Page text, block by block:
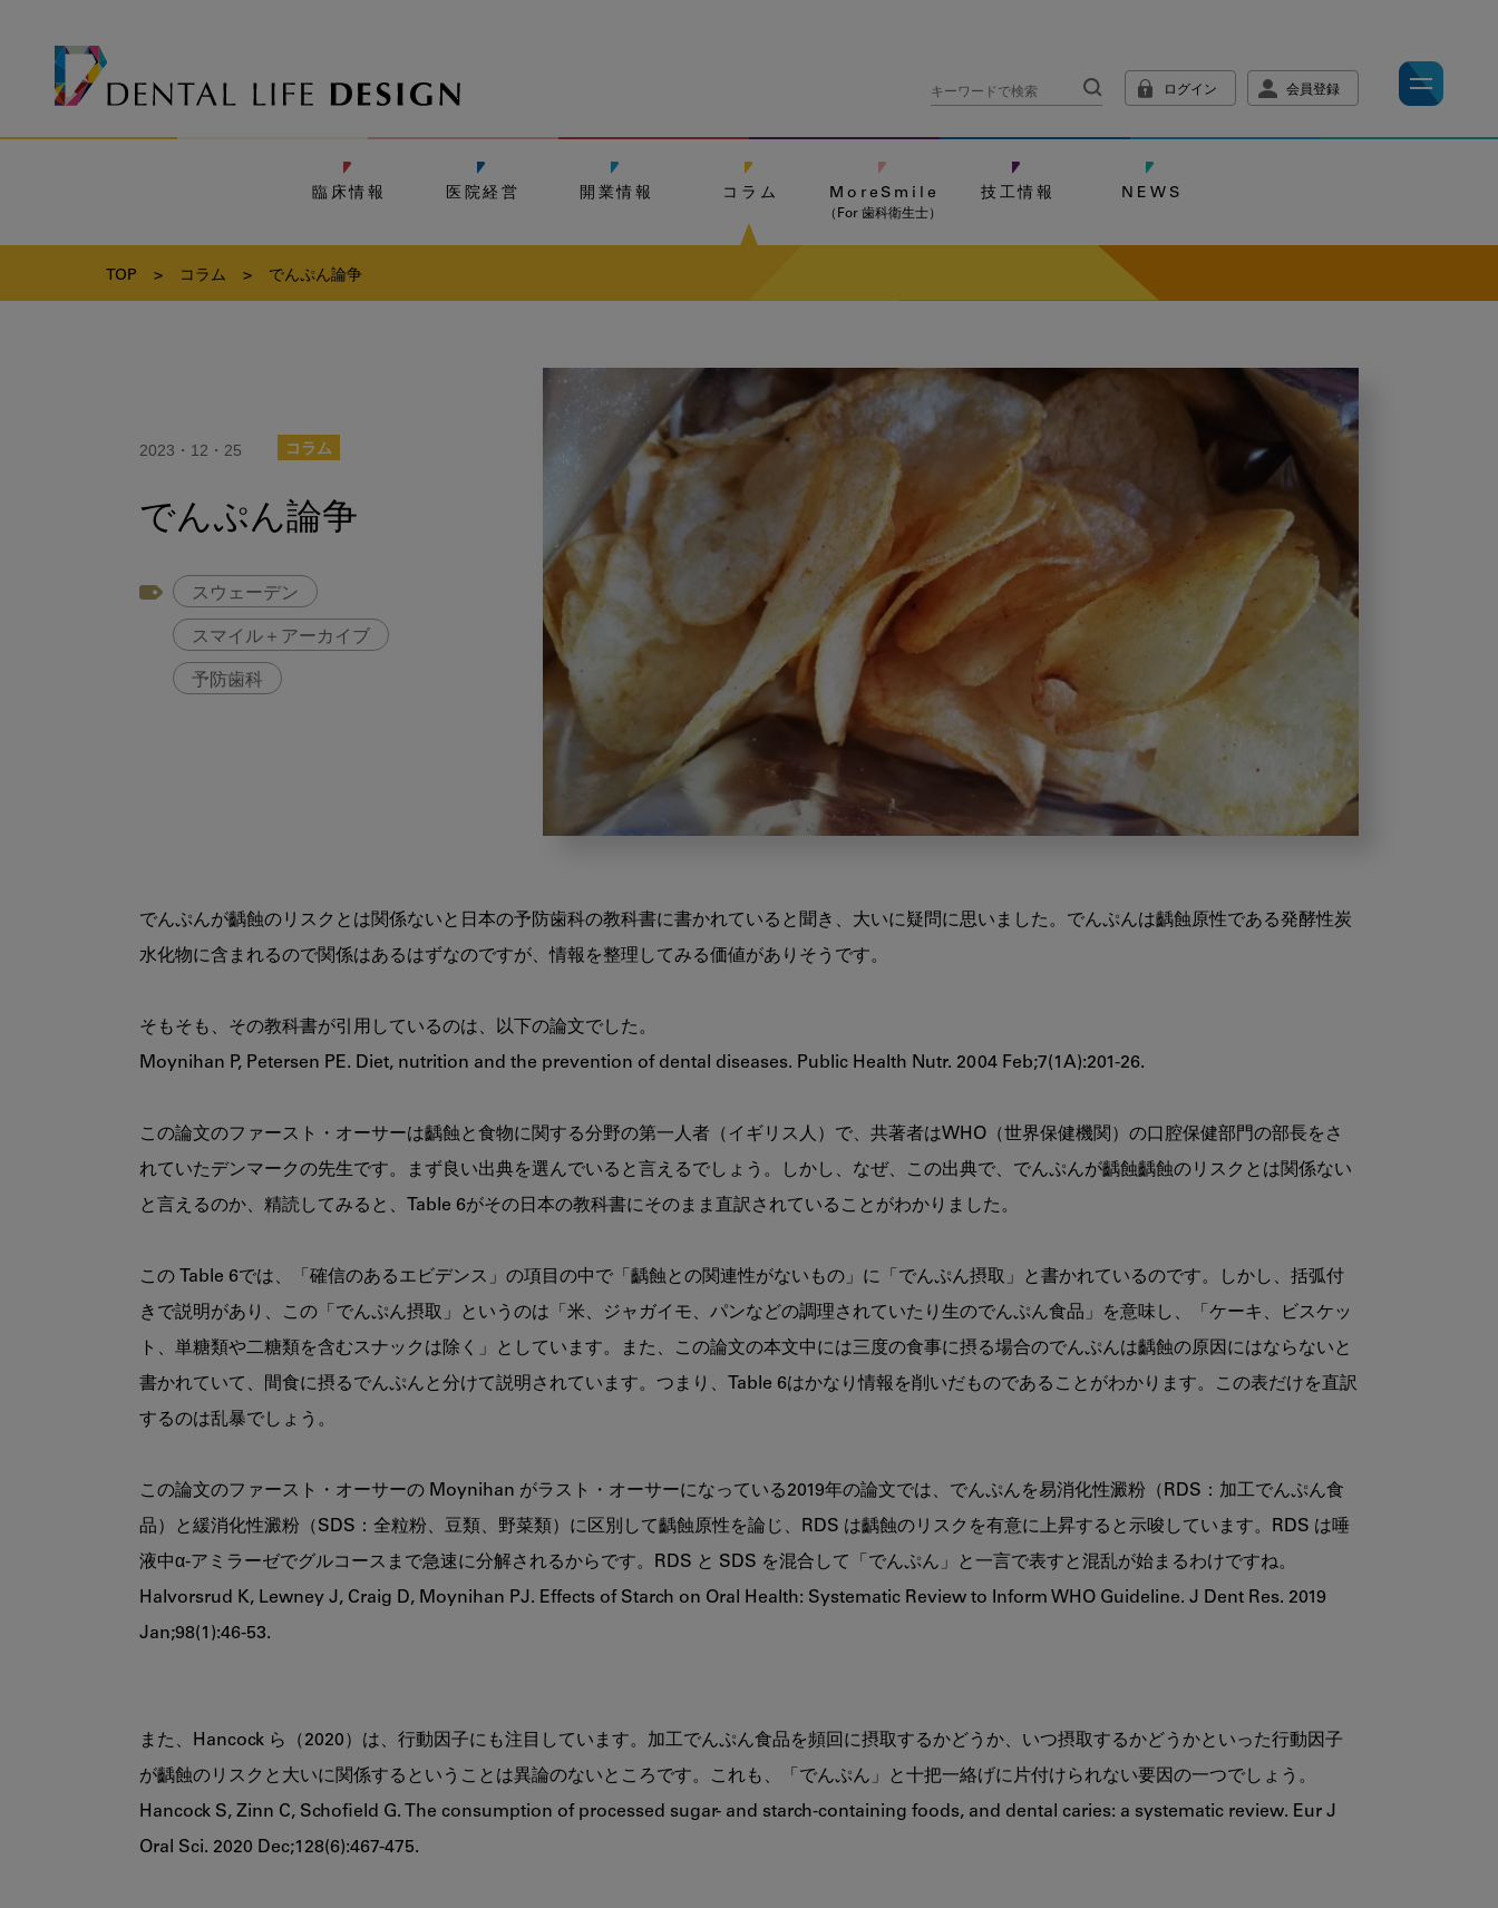
ログイン 会員登録
臨床情報 医院経営 開業情報 コラム MoreSmile
（For 歯科衛生士）
技工情報 NEWS
TOP > コラム > でんぷん論争
2023・12・25 コラム
でんぷん論争
スウェーデン
スマイル＋アーカイブ
予防歯科
ん
論
でんぷんが齲蝕のリスクとは関係ないと日本の予防歯科の教科書に書かれていると聞き、大いに疑問に思いました。でんぷんは齲蝕原性である発酵性炭
水化物に含まれるので関係はあるはずなのですが、情報を整理してみる価値がありそうです。
そもそも、その教科書が引用しているのは、以下の論文でした。
Moynihan P, Petersen PE. Diet, nutrition and the prevention of dental diseases. Public Health Nutr. 2004 Feb;7(1A):201-26.
この論文のファースト・オーサーは齲蝕と食物に関する分野の第一人者（イギリス人）で、共著者はWHO（世界保健機関）の口腔保健部門の部長をさ
れていたデンマークの先生です。まず良い出典を選んでいると言えるでしょう。しかし、なぜ、この出典で、でんぷんが齲蝕齲蝕のリスクとは関係ない
と言えるのか、精読してみると、Table 6がその日本の教科書にそのまま直訳されていることがわかりました。
この Table 6では、「確信のあるエビデンス」の項目の中で「齲蝕との関連性がないもの」に「でんぷん摂取」と書かれているのです。しかし、括弧付
きで説明があり、この「でんぷん摂取」というのは「米、ジャガイモ、パンなどの調理されていたり生のでんぷん食品」を意味し、「ケーキ、ビスケッ
ト、単糖類や二糖類を含むスナックは除く」としています。また、この論文の本文中には三度の食事に摂る場合のでんぷんは齲蝕の原因にはならないと
書かれていて、間食に摂るでんぷんと分けて説明されています。つまり、Table 6はかなり情報を削いだものであることがわかります。この表だけを直訳
するのは乱暴でしょう。
この論文のファースト・オーサーの Moynihan がラスト・オーサーになっている2019年の論文では、でんぷんを易消化性澱粉（RDS：加工でんぷん食
品）と緩消化性澱粉（SDS：全粒粉、豆類、野菜類）に区別して齲蝕原性を論じ、RDS は齲蝕のリスクを有意に上昇すると示唆しています。RDS は唾
液中α‐アミラーゼでグルコースまで急速に分解されるからです。RDS と SDS を混合して「でんぷん」と一言で表すと混乱が始まるわけですね。
Halvorsrud K, Lewney J, Craig D, Moynihan PJ. Effects of Starch on Oral Health: Systematic Review to Inform WHO Guideline. J Dent Res. 2019
Jan;98(1):46-53.
また、Hancock ら（2020）は、行動因子にも注目しています。加工でんぷん食品を頻回に摂取するかどうか、いつ摂取するかどうかといった行動因子
が齲蝕のリスクと大いに関係するということは異論のないところです。これも、「でんぷん」と十把一絡げに片付けられない要因の一つでしょう。
Hancock S, Zinn C, Schofield G. The consumption of processed sugar- and starch-containing foods, and dental caries: a systematic review. Eur J
Oral Sci. 2020 Dec;128(6):467-475.